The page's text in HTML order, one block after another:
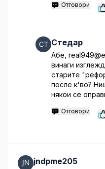
Отговори
Стедар
Абе,
винаги
старите
после к'во?
някои се
Отговори
jndpme205